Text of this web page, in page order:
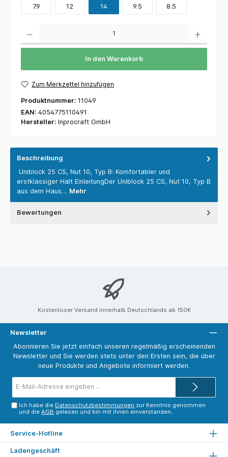
7.9 12 14 9.5 8.5
In den Warenkorb
Zum Merkzettel hinzufügen
Produktnummer: 11049
EAN: 4054775110491
Hersteller: Inprocraft GmbH
Beschreibung
Uniblock 25 CS, Nut 10, Typ B: Komfortabler und
erstklassiger Halt EinleitungDer Uniblock 25 CS, Nut 10, Typ B
aus dem Haus… Mehr
Bewertungen
Kostenloser Versand innerhalb Deutschlands ab 150€
Newsletter
Abonnieren Sie jetzt einfach unseren regelmäßig erscheinenden
Newsletter und Sie werden stets unter den Ersten sein, die über
neue Produkte und Angebote informiert werden.
Mail-
Ich habe die Datenschutzbestimmungen zur Kenntnis genommen
und dieAGB gelesen und bin mit ihnen einverstanden.
Service-Hotline
Ladengeschäft